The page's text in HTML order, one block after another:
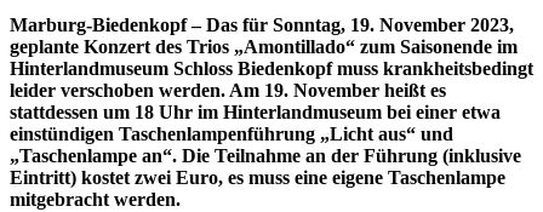
Marburg-Biedenkopf –Das für Sonntag, 19. November 2023,
geplante Konzert des Trios „Amontillado“ zum Saisonende im
Hinterlandmuseum Schloss Biedenkopf muss krankheitsbedingt
leider verschoben werden. Am 19. November heißt es
stattdessen um 18 Uhr im Hinterlandmuseum bei einer etwa
einstündigen Taschenlampenführung „Licht aus“ und
„Taschenlampe an“. Die Teilnahme an der Führung (inklusive
Eintritt) kostet zwei Euro, es muss eine eigene Taschenlampe
mitgebracht werden.